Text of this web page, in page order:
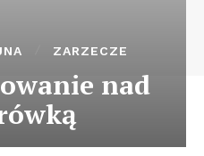
ZARZECZE
nad